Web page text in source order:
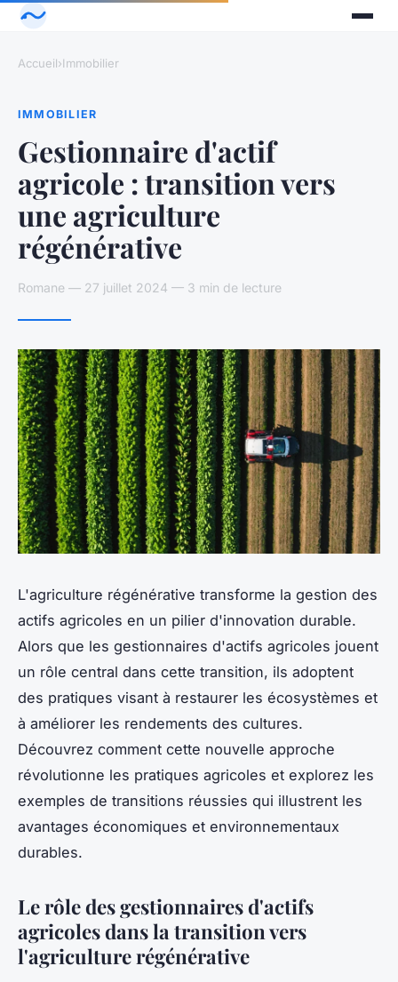
Accueil›Immobilier
IMMOBILIER
Gestionnaire d'actif
agricole : transition vers
une agriculture
régénérative
Romane — 27 juillet 2024 — 3 min de lecture
L'agriculture régénérative transforme la gestion des
actifs agricoles en un pilier d'innovation durable.
Alors que les gestionnaires d'actifs agricoles jouent
un rôle central dans cette transition, ils adoptent
des pratiques visant à restaurer les écosystèmes et
à améliorer les rendements des cultures.
Découvrez comment cette nouvelle approche
révolutionne les pratiques agricoles et explorez les
exemples de transitions réussies qui illustrent les
avantages économiques et environnementaux
durables.
Le rôle des gestionnaires d'actifs
agricoles dans la transition vers
l'agriculture régénérative